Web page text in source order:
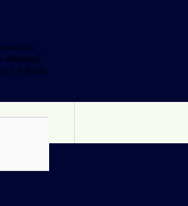
dostávať
z InfoLib.